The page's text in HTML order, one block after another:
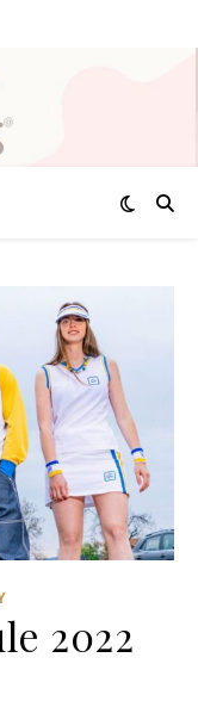
2022